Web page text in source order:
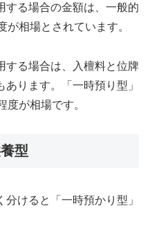
する場合の金額は、一般的
相場とされています。
する場合は、入檀料と位牌
ります。「一時預り型」
度が相場です。
型
けると「一時預かり型」